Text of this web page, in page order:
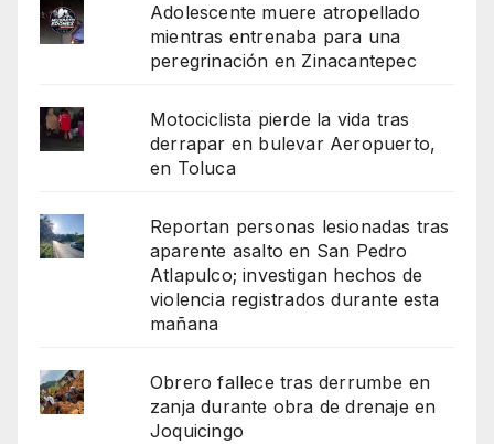
Adolescente muere atropellado
mientras entrenaba para una
peregrinación en Zinacantepec
Motociclista pierde la vida tras
derrapar en bulevar Aeropuerto,
en Toluca
Reportan personas lesionadas tras
aparente asalto en San Pedro
Atlapulco; investigan hechos de
violencia registrados durante esta
mañana
Obrero fallece tras derrumbe en
zanja durante obra de drenaje en
Joquicingo